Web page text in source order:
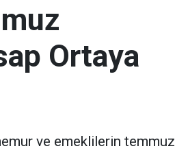
Ortaya
ve emeklilerin temmuz